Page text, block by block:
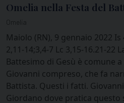
Omelia nella Festa del
Omelia
Maiolo (RN), 9 gennaio 2022 Is
2,11-14;3,4-7 Lc 3,15-16.21-22
Battesimo di Gesù è comune
Giovanni compreso, che fa
Battista. Questi i fatti.
Giordano dove pratica